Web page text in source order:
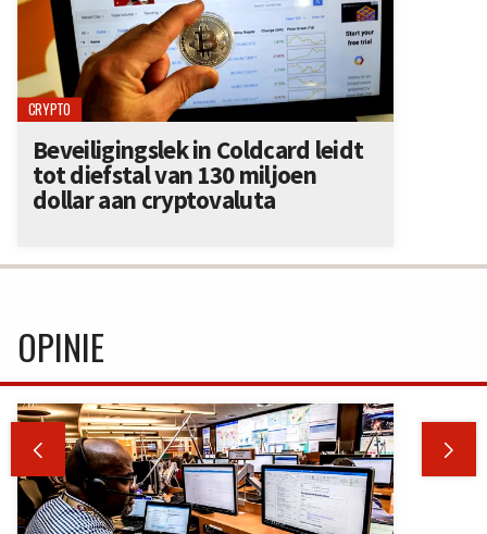
CRYPTO
Beveiligingslek in Coldcard leidt
tot diefstal van 130 miljoen
dollar aan cryptovaluta
OPINIE
 